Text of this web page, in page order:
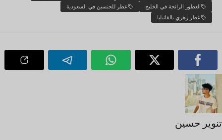
العطور الرائجة في الخليج
عطر للجنسين في السعودية
عطر زهري بالفانيليا
تنوير حسين